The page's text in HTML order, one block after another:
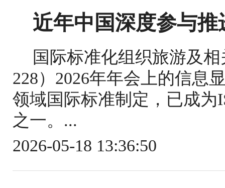
近年中国深度参与
国际标准化组织旅游及
228）2026年年会上的信息
领域国际标准制定，已成为
之一。...
2026-05-18 13:36:50